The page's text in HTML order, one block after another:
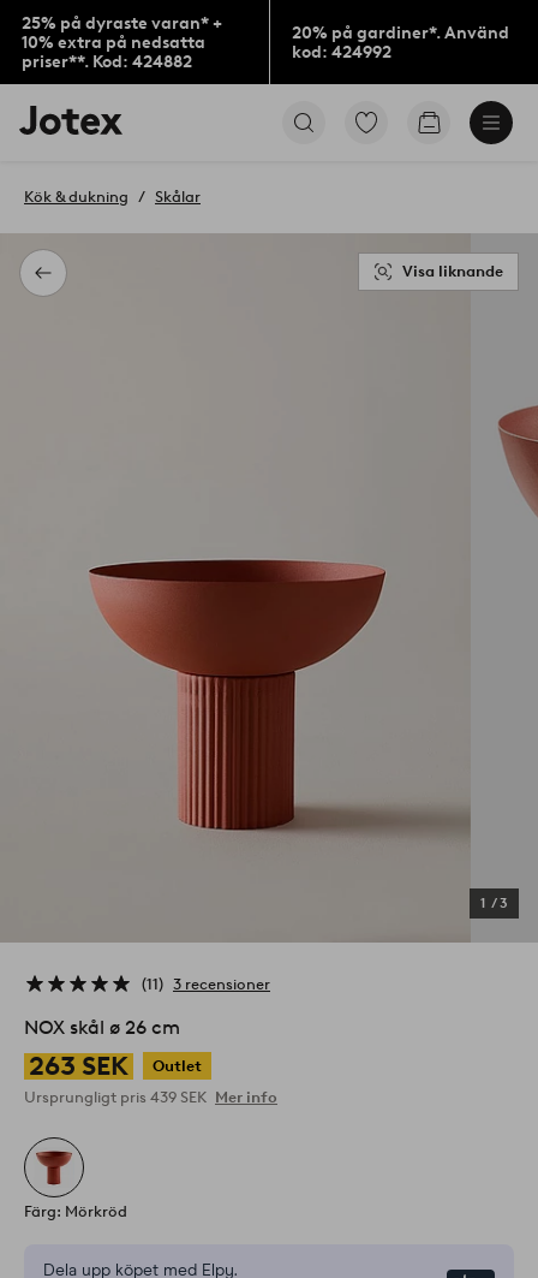
25% på dyraste varan* +
10% extra på nedsatta
priser**. Kod: 424882
20% på gardiner*. Använd
kod: 424992
Jotex
logotyp
till
Gå
Gå
Tillbaka
Kök & dukning Skålar
1 /3
Visa liknande
11 3 recensioner
NOX skål ø 26 cm
263 SEK
Outlet
Ursprungligt pris 439 SEK Mer info
Färg: Mörkröd
Dela upp köpet med Elpy.